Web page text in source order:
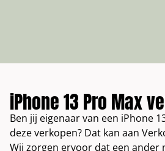
iPhone 13 Pro Max
Ben jij eigenaar van een iPhone
deze verkopen? Dat kan aan
Wij zorgen ervoor dat een ander